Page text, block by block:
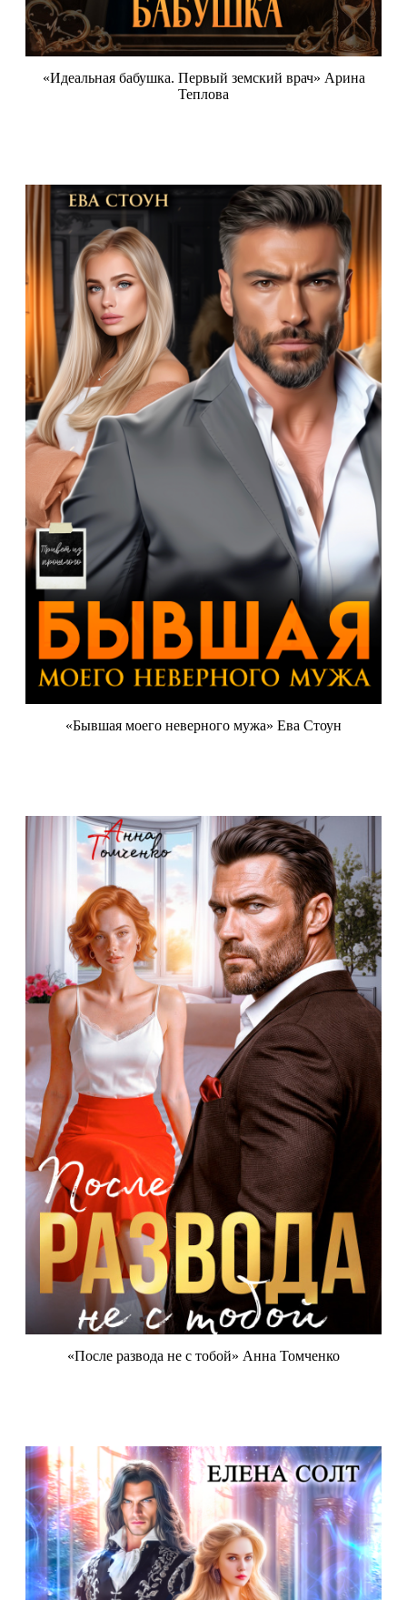
«Идеальная бабушка. Первый земский врач» Арина
Теплова
«Бывшая моего неверного мужа» Ева Стоун
«После развода не с тобой» Анна Томченко